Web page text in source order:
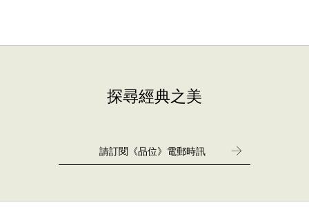
探尋經典之美